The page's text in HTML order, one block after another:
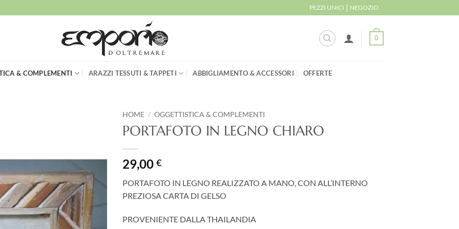
PEZZI UNICI | NEGOZIO
0
& COMPLEMENTI ARAZZI TESSUTI & TAPPETI ABBIGLIAMENTO & ACCESSORI OFFERTE
dei
HOME / OGGETTISTICA & COMPLEMENTI
PORTAFOTO IN LEGNO CHIARO
29,00 €
PORTAFOTO IN LEGNO REALIZZATO A MANO, CON ALL’INTERNO
PREZIOSA CARTA DI GELSO
PROVENIENTE DALLA THAILANDIA